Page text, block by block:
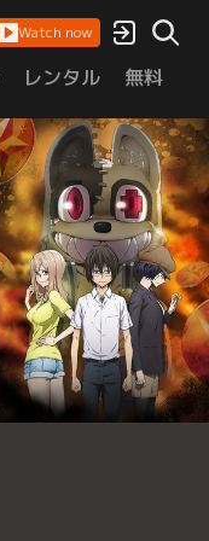
Watch now
レンタル 無料